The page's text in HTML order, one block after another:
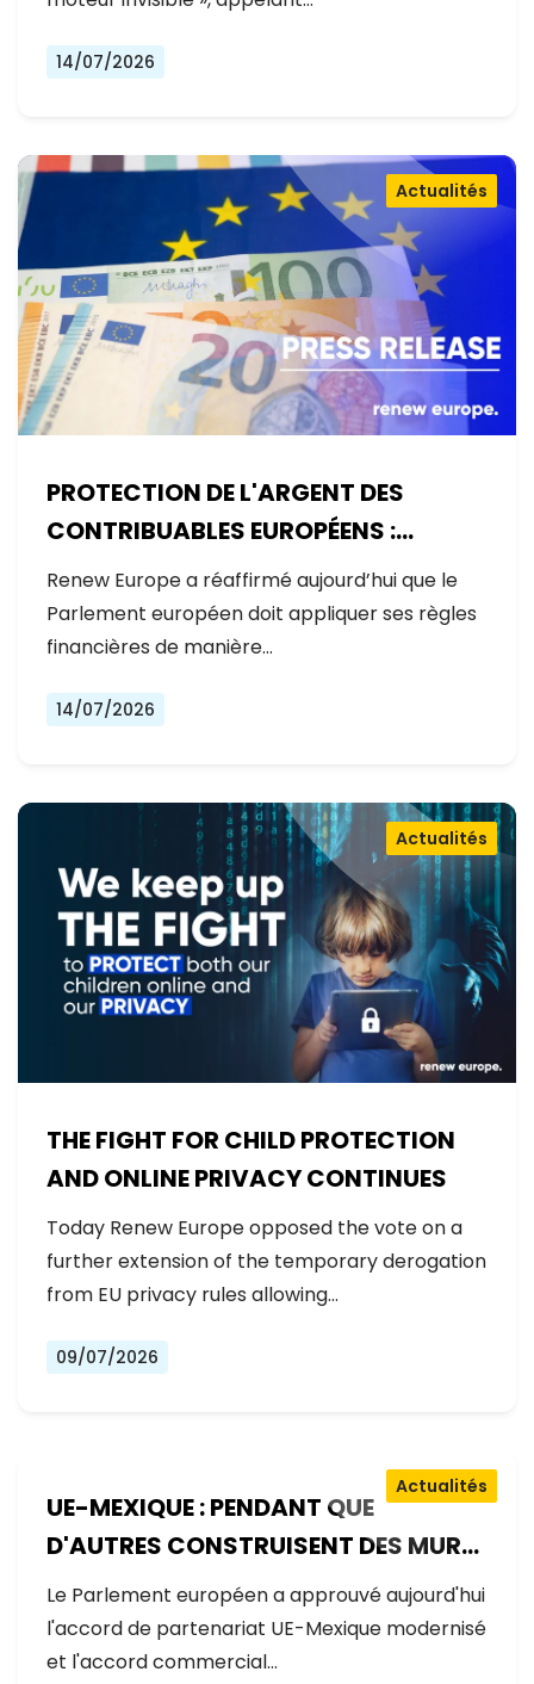
14/07/2026
PROTECTION DE L'ARGENT DES
CONTRIBUABLES EUROPÉENS :
AUCUNE EXCEPTION
Actualités
Renew Europe a réaffirmé aujourd’hui que le
Parlement européen doit appliquer ses règles
financières de manière…
14/07/2026
THE FIGHT FOR CHILD PROTECTION
AND ONLINE PRIVACY CONTINUES
Actualités
Today Renew Europe opposed the vote on a
further extension of the temporary derogation
from EU privacy rules allowing…
09/07/2026
UE-MEXIQUE : PENDANT QUE
D'AUTRES CONSTRUISENT DES MURS,
L'EUROPE CONSTRUIT DES PONTS
Actualités
Le Parlement européen a approuvé aujourd'hui
l'accord de partenariat UE-Mexique modernisé
et l'accord commercial…